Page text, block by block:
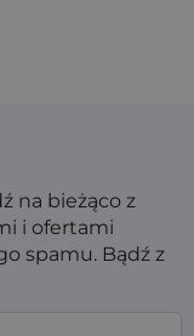
na bieżąco z
i ofertami
spamu. Bądź z